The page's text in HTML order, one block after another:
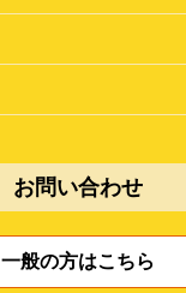
お問い合わせ
一般の方はこちら